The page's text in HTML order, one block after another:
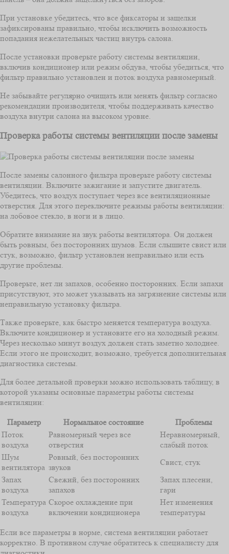
При установке убедитесь, что все фиксаторы и защелки
зафиксированы правильно, чтобы исключить возможность
попадания нежелательных частиц внутрь салона.
После установки проверьте работу системы вентиляции,
включив кондиционер или режим обдува, чтобы убедиться, что
фильтр правильно установлен и поток воздуха равномерный.
Не забывайте регулярно очищать или менять фильтр согласно
рекомендации производителя, чтобы поддерживать качество
воздуха внутри салона на высоком уровне.
Проверка работы системы вентиляции после замены
После замены салонного фильтра проверьте работу системы
вентиляции. Включите зажигание и запустите двигатель.
Убедитесь, что воздух поступает через все вентиляционные
отверстия. Для этого переключите режимы работы вентиляции:
на лобовое стекло, в ноги и в лицо.
Обратите внимание на звук работы вентилятора. Он должен
быть ровным, без посторонних шумов. Если слышите свист или
стук, возможно, фильтр установлен неправильно или есть
другие проблемы.
Проверьте, нет ли запахов, особенно посторонних. Если запахи
присутствуют, это может указывать на загрязнение системы или
неправильную установку фильтра.
Также проверьте, как быстро меняется температура воздуха.
Включите кондиционер и установите его на холодный режим.
Через несколько минут воздух должен стать заметно холоднее.
Если этого не происходит, возможно, требуется дополнительная
диагностика системы.
Для более детальной проверки можно использовать таблицу, в
которой указаны основные параметры работы системы
вентиляции:
Параметр Нормальное состояние
Проблемы
Поток
воздуха
Равномерный через все
отверстия
Неравномерный,
слабый поток
Шум
вентилятора
Ровный, без посторонних
звуков
Свист, стук
Запах
воздуха
Свежий, без посторонних
запахов
Запах плесени,
гари
Температура
воздуха
Скорое охлаждение при
включении кондиционера
Нет изменения
температуры
Если все параметры в норме, система вентиляции работает
корректно. В противном случае обратитесь к специалисту для